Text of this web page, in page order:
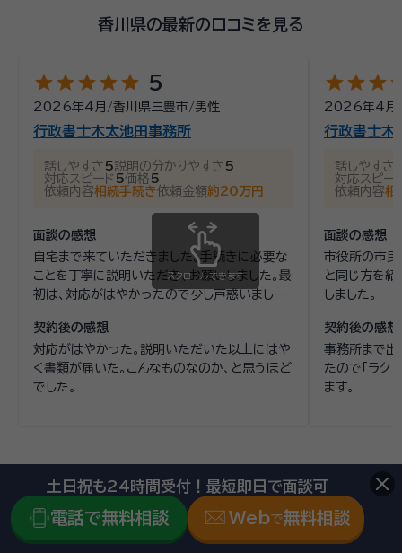
香川県の最新の口コミを見る
starstarstarstarstar 5
2026年4月 /香川県三豊市/男性
行政書士木太池田事務所
話しやすさ 5説明の分かりやすさ 5
対応スピード 5価格 5
依頼内容相続手続き依頼金額約20万円
面談の感想
自宅まで来ていただきました。手続きに必要な
ことを丁寧に説明いただき、お願いしました。最
初は、対応がはやかったので少し戸惑いました
契約後の感想
対応がはやかった。説明いただいた以上にはや
く書類が届いた。こんなものなのか、と思うほど
でした。
starstarstar
2026年4月
行政書士木
話しやすさ
対応スピー
依頼内容相
面談の感想
市役所の市民
と同じ方を紹
しました。
契約後の感想
事務所まで出
たので「ラク
ます。
スクロールできます
香川県で相続手続きにかかる費用を
一括見積する《簡単3ステップ》
土日祝も24時間受付！最短即日で面談可
電話で無料相談 Webで無料相談